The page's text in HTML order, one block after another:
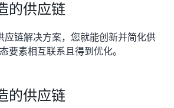
的供应链
应链解决方案，您就能创新并简化供
要素相互联系且得到优化。
的供应链